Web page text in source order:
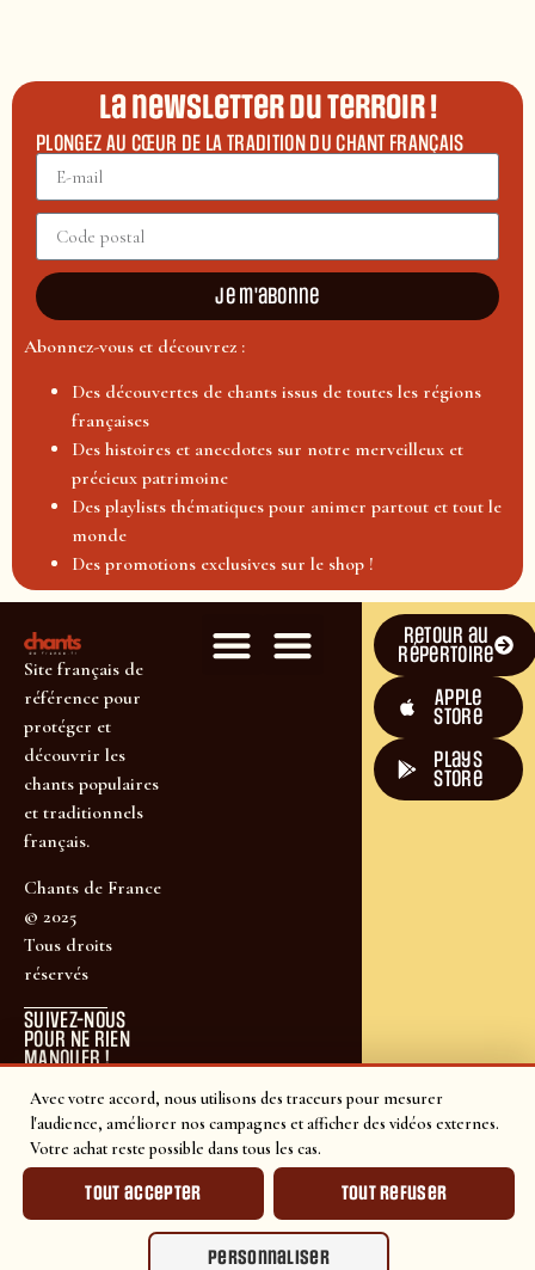
Avec votre accord, nous utilisons des traceurs pour mesurer
l'audience, améliorer nos campagnes et afficher des vidéos externes.
Votre achat reste possible dans tous les cas.
Tout accepter Tout refuser
Personnaliser
La newsletter du terroir !
PLONGEZ AU CŒUR DE LA TRADITION DU CHANT FRANÇAIS
Je m'abonne
Abonnez-vous et découvrez :
Des découvertes de chants issus de toutes les régions
françaises
Des histoires et anecdotes sur notre merveilleux et
précieux patrimoine
Des playlists thématiques pour animer partout et tout le
monde
Des promotions exclusives sur le shop !
Site français de
référence pour
protéger et
découvrir les
chants populaires
et traditionnels
français.
Chants de France
© 2025
Tous droits
réservés
SUIVEZ-NOUS
POUR NE RIEN
MANQUER !
Retour au
répertoire
Apple
Store
plays
store